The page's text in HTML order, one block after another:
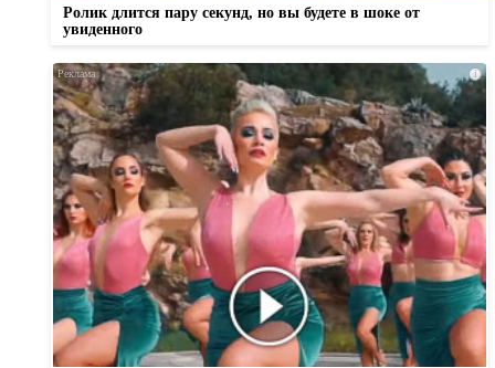
Ролик длится пару секунд, но вы будете в шоке от
увиденного
i